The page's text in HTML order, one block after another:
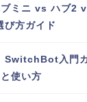
ミニ vs ハブ2
び方ガイド
SwitchBot入門
使い方